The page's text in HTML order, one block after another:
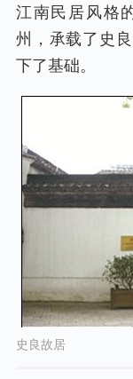
江南民居风格
州，承载了史
下了基础。
史良故居